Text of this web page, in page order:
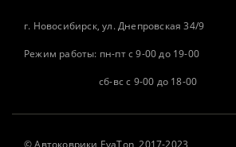
г. Новосибирск, ул. Днепровская 34/9
Режим работы: пн-пт с 9-00 до 19-00
сб-вс с 9-00 до 18-00
©Автоковрики EvaTon, 2017-2023